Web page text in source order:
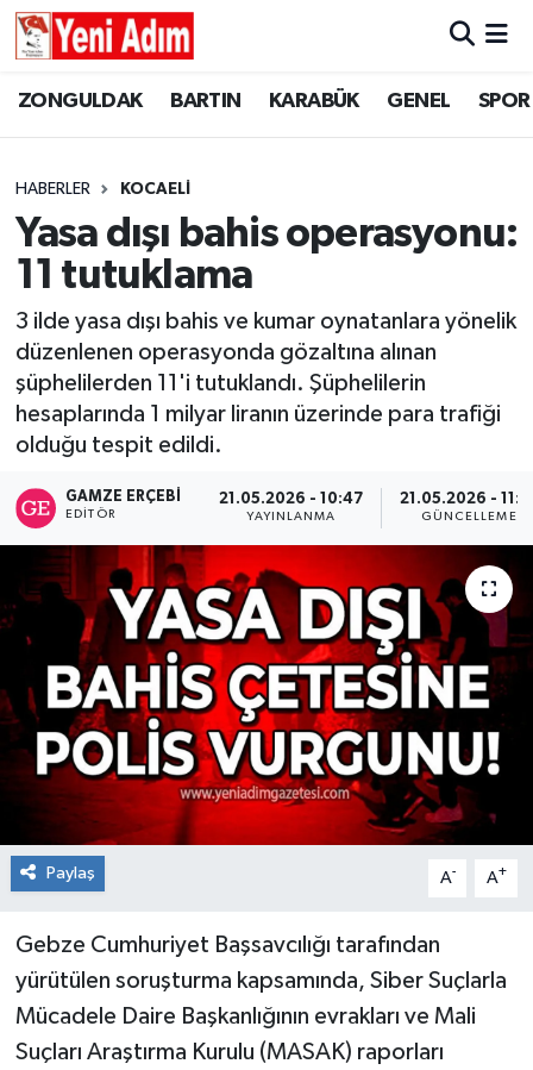
ZONGULDAK BARTIN KARABÜK GENEL SPOR
HABERLER KOCAELİ
Yasa dışı bahis operasyonu:
11 tutuklama
3 ilde yasa dışı bahis ve kumar oynatanlara yönelik
düzenlenen operasyonda gözaltına alınan
şüphelilerden 11'i tutuklandı. Şüphelilerin
hesaplarında 1 milyar liranın üzerinde para trafiği
olduğu tespit edildi.
GAMZE ERÇEBI
EDITÖR
21.05.2026 - 10:47
YAYINLANMA
21.05.2026 -
GÜNCELLEME
Paylaş A- A+
Gebze Cumhuriyet Başsavcılığı tarafından
yürütülen soruşturma kapsamında, Siber Suçlarla
Mücadele Daire Başkanlığının evrakları ve Mali
Suçları Araştırma Kurulu (MASAK) raporları
ZONGULDAK
GÜNCEL
SİYASET
RESMİ İLAN
ZONGULDAK
GENEL
SPOR
SİYASET
SAĞLIK
GÜNCEL
RESMİ İLAN
Künye
Zonguldak Hava Durumu
Süper Lig Puan Durumu ve Fikstür
Tüm Manşetler
Son Dakika Haberleri
Haber Arşivi